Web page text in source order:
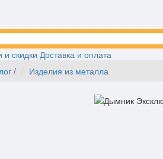
и скидки Доставка и оплата
/ Изделия из металла